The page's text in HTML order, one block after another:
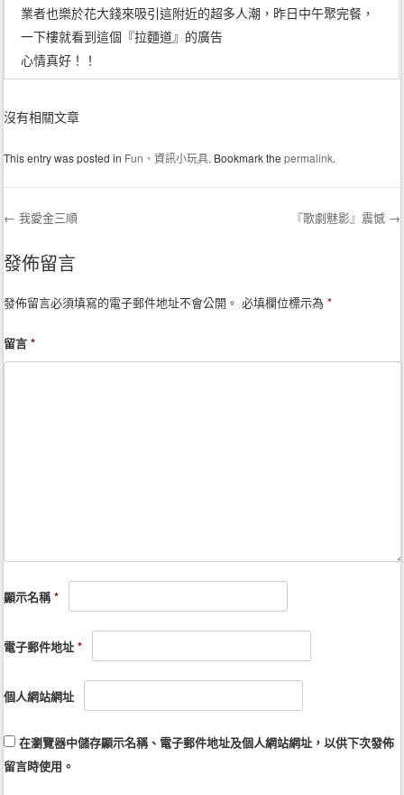
業者也樂於花大錢來吸引這附近的超多人潮，昨日中午聚完餐，
一下樓就看到這個『拉麵道』的廣告
心情真好！！
沒有相關文章
This entry was posted in Fun、資訊小玩具. Bookmark thepermalink.
Post navigation
← 我愛金三順 『歌劇魅影』震憾 →
發佈留言
發佈留言必須填寫的電子郵件地址不會公開。 必填欄位標示為*
留言*
顯示名稱*
電子郵件地址*
個人網站網址
在瀏覽器中儲存顯示名稱、電子郵件地址及個人網站網址，以供下次發佈
留言時使用。